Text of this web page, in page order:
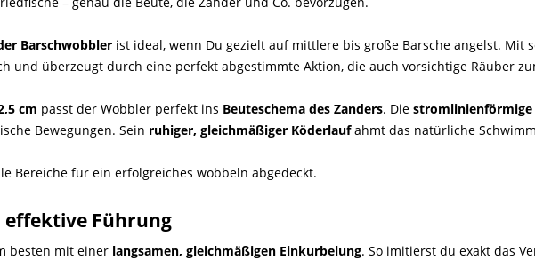
Barschwobbler ist ideal, wenn Du gezielt auf mittlere bis große Barsche angelst.
und überzeugt durch eine perfekt abgestimmte Aktion, die auch vorsichtige Räuber
cm passt der Wobbler perfekt ins Beuteschema des Zanders. Die stromlinienförmige
Bewegungen. Sein ruhiger, gleichmäßiger Köderlaufahmt das natürliche
Bereiche für ein erfolgreiches wobbeln abgedeckt.
effektive Führung
besten mit einer langsamen, gleichmäßigen Einkurbelung. So imitierst du exakt das